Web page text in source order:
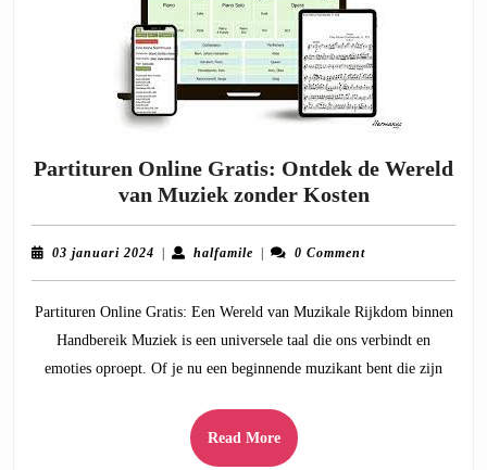
Partituren Online Gratis: Ontdek de Wereld
van Muziek zonder KostenPartituren
Online
Wereld
van
Muziek
03 januari 2024 03
halfamilehalfamile0 Comment
Partituren Online Gratis: Een Wereld van Muzikale Rijkdom binnen
Handbereik Muziek is een universele taal die ons verbindt en
emoties oproept. Of je nu een beginnende muzikant bent die zijn
Read MoreRead
More